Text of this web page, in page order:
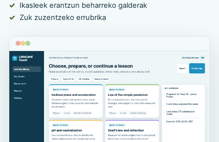
Ikasleek erantzun beharreko galderak
Zuk zuzentzeko errubrika